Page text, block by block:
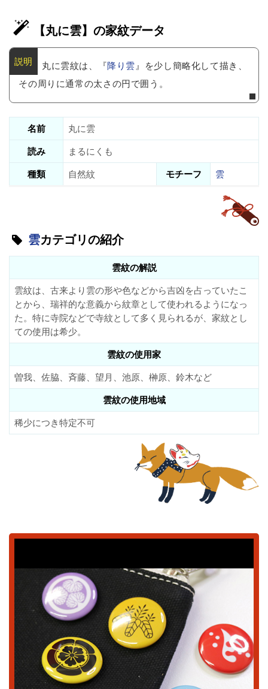
【丸に雲】の家紋データ
丸に雲紋は、『降り雲』を少し簡略化して描き、
その周りに通常の太さの円で囲う。
名前
丸に雲
読み
まるにくも
種類
自然紋 モチーフ 雲
雲カテゴリの紹介
雲紋の解説
雲紋は、古来より雲の形や色などから吉凶を占っていたこ
とから、瑞祥的な意義から紋章として使われるようになっ
た。特に寺院などで寺紋として多く見られるが、家紋とし
ての使用は希少。
雲紋の使用家
曽我、佐脇、斉藤、望月、池原、榊原、鈴木など
雲紋の使用地域
稀少につき特定不可